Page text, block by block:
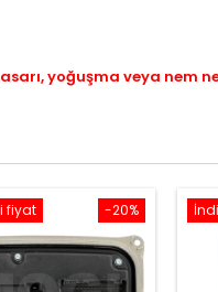
yoğuşma veya nem
-20%
fiyat